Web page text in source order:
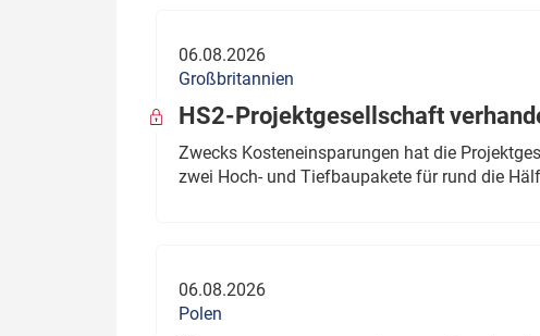
06.08.2026
Großbritannien
HS2-Projektgesellschaft
Zwecks Kosteneinsparungen hat die
zwei Hoch- und Tiefbaupakete für rund die
06.08.2026
Polen